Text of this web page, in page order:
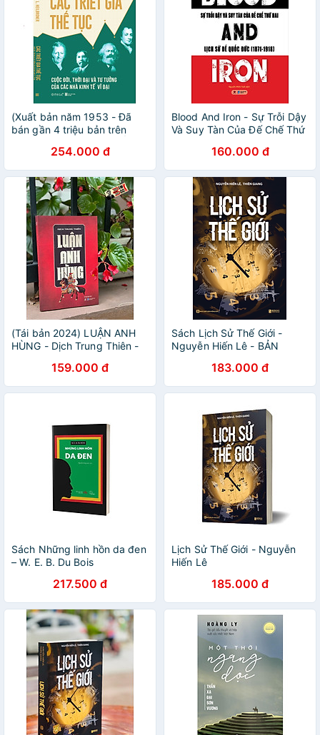
(Xuất bản năm 1953 - Đã
bán gần 4 triệu bản trên
GIA THẾ TỤC: Cuộc Đời,
Thời Đại Và Tư Tưởng Của
Các Nhà Kinh Tế Vĩ Đại -
Robert L. Heilbroner -
Omega+
254.000 đ
Blood And Iron - Sự Trỗi Dậy
Và Suy Tàn Của Đế Chế Thứ
(1871-1918) - BV
160.000 đ
(Tái bản 2024) LUẬN ANH
HÙNG - Dịch Trung Thiên -
Quảng Văn - NXB Dân trí
159.000 đ
Sách Lịch Sử Thế Giới -
Nguyễn Hiến Lê - BẢN
183.000 đ
Sách Những linh hồn da đen
– W. E. B. Du Bois
217.500 đ
Lịch Sử Thế Giới - Nguyễn
Hiến Lê
185.000 đ